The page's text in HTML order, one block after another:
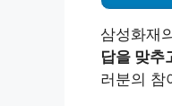
삼성화재
답을 맞추
러분의 참